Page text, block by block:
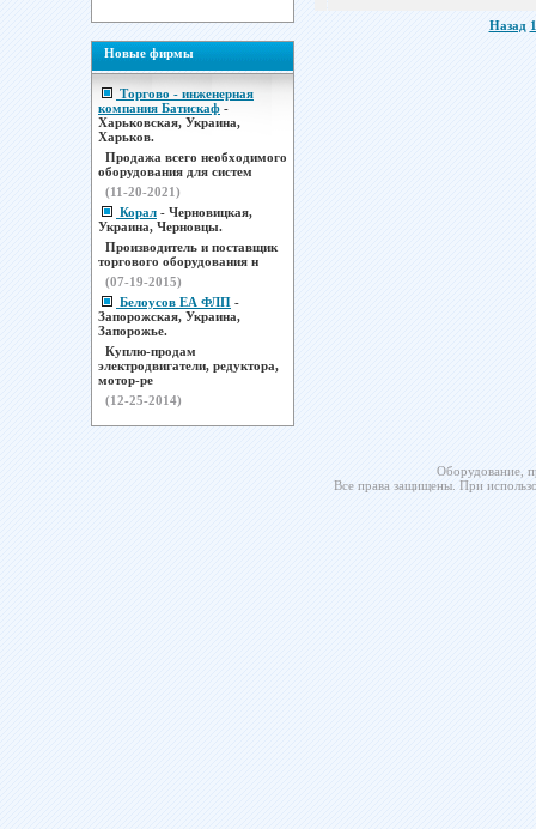
Новые фирмы
Торгово - инженерная
компания Батискаф -
Харьковская, Украина,
Харьков.
Продажа всего необходимого
оборудования для систем
(11-20-2021)
Корал - Черновицкая,
Украина, Черновцы.
Производитель и поставщик
торгового оборудования н
(07-19-2015)
Белоусов ЕА ФЛП -
Запорожская, Украина,
Запорожье.
Куплю-продам
электродвигатели, редуктора,
мотор-ре
(12-25-2014)
Назад 1
Оборудование,
Все права защищены. При